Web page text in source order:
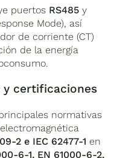
polaridad en PV
isla, protección
de
frente
II. La categoría
europea.
puertos RS485 y
Mode), así
de corriente (CT)
de la energía
certificaciones
normativas
2 e IEC 62477-1 en
6-1, EN 61000-6-2,